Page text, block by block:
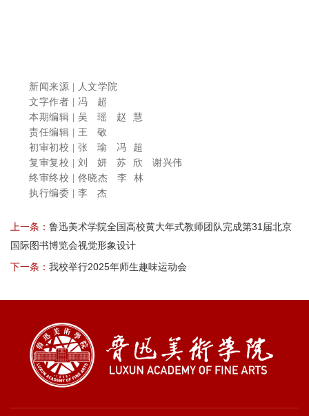
新闻来源 | 人文学院
文字作者 | 冯 超
本期编辑 | 吴 瑶 赵 慧
责任编辑 | 王 敬
初审初校 | 张 瑜 冯 超
复审复校 | 刘 妍 苏 欣 谢兴伟
终审终校 | 佟晓杰 李 林
执行编委 | 李 杰
上一条： 鲁迅美术学院全国高校黄大年式教师团队完成第31届北京
国际图书博览会视觉形象设计
下一条： 我校举行2025年师生趣味运动会